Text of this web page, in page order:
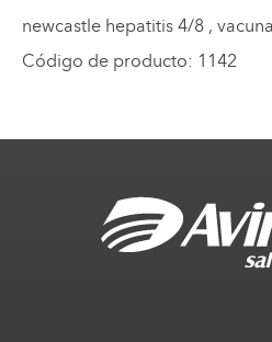
newcastle hepatitis 4/8 ,
Código de producto: 1142